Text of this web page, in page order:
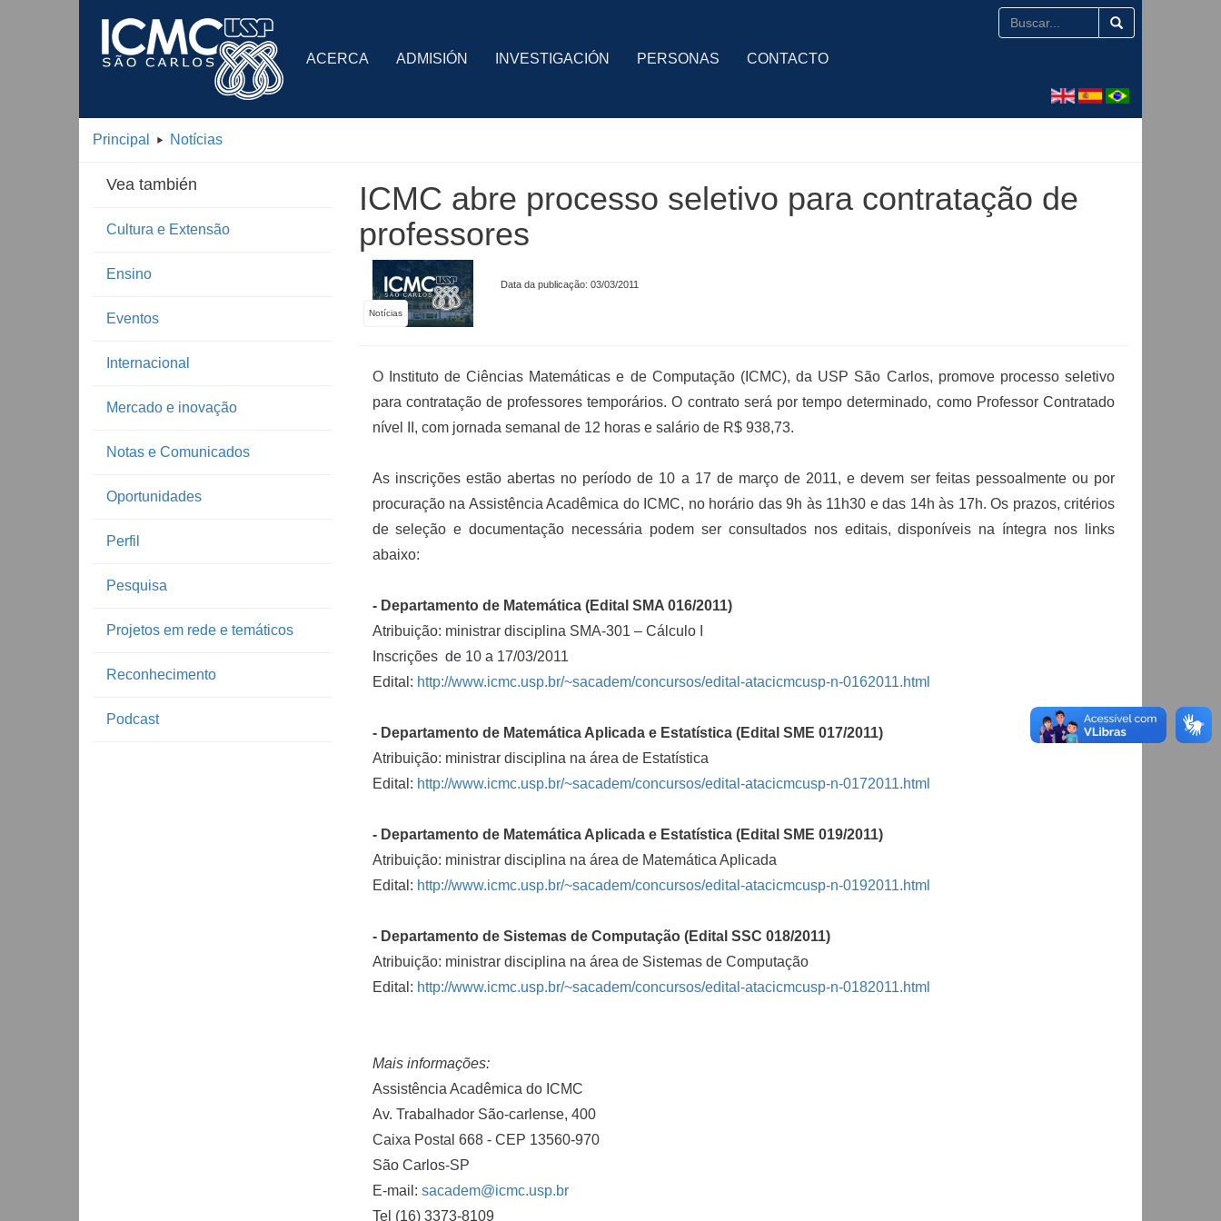
ACERCA ADMISIÓN INVESTIGACIÓN PERSONAS CONTACTO
Principal Notícias
Vea también
Cultura e Extensão
Ensino
Eventos
Internacional
Mercado e inovação
Notas e Comunicados
Oportunidades
Perfil
Pesquisa
Projetos em rede e temáticos
Reconhecimento
Podcast
ICMC abre processo seletivo para contratação de
professores
Notícias
Data da publicação: 03/03/2011
O Instituto de Ciências Matemáticas e de Computação (ICMC), da USP São Carlos, promove processo seletivo
para contratação de professores temporários. O contrato será por tempo determinado, como Professor Contratado
nível II, com jornada semanal de 12 horas e salário de R$ 938,73.
As inscrições estão abertas no período de 10 a 17 de março de 2011, e devem ser feitas pessoalmente ou por
procuração na Assistência Acadêmica do ICMC, no horário das 9h às 11h30 e das 14h às 17h. Os prazos, critérios
de seleção e documentação necessária podem ser consultados nos editais, disponíveis na íntegra nos links
abaixo:
- Departamento de Matemática (Edital SMA 016/2011)
Atribuição: ministrar disciplina SMA-301 – Cálculo I
Inscrições de 10 a 17/03/2011
Edital: http://www.icmc.usp.br/~sacadem/concursos/edital-atacicmcusp-n-0162011.html
- Departamento de Matemática Aplicada e Estatística (Edital SME 017/2011)
Atribuição: ministrar disciplina na área de Estatística
Edital: http://www.icmc.usp.br/~sacadem/concursos/edital-atacicmcusp-n-0172011.html
- Departamento de Matemática Aplicada e Estatística (Edital SME 019/2011)
Atribuição: ministrar disciplina na área de Matemática Aplicada
Edital: http://www.icmc.usp.br/~sacadem/concursos/edital-atacicmcusp-n-0192011.html
- Departamento de Sistemas de Computação (Edital SSC 018/2011)
Atribuição: ministrar disciplina na área de Sistemas de Computação
Edital: http://www.icmc.usp.br/~sacadem/concursos/edital-atacicmcusp-n-0182011.html
Mais informações:
Assistência Acadêmica do ICMC
Av. Trabalhador São-carlense, 400
Caixa Postal 668 - CEP 13560-970
São Carlos-SP
E-mail: sacadem@icmc.usp.br
Tel (16) 3373-8109